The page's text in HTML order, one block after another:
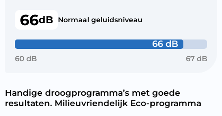
66dB Normaal geluidsniveau
66 dB
60 dB 67 dB
Handige droogprogramma’s met goede
resultaten. Milieuvriendelijk Eco-programma